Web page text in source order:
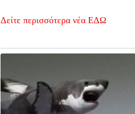
Δείτε περισσότερα νέα ΕΔΩ